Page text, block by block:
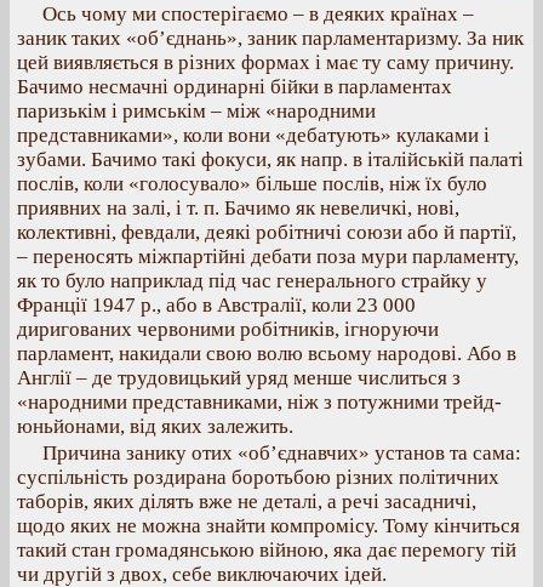
Ось чому ми спостерігаємо – в деяких країнах –
заник таких «об’єднань», заник парламентаризму. За ник
цей виявляється в різних формах і має ту саму причину.
Бачимо несмачні ординарні бійки в парламентах
паризькім і римськім – між «народними
представниками», коли вони «дебатують» кулаками і
зубами. Бачимо такі фокуси, як напр. в італійській палаті
послів, коли «голосувало» більше послів, ніж їх було
приявних на залі, і т. п. Бачимо як невеличкі, нові,
колективні, февдали, деякі робітничі союзи або й партії,
– переносять міжпартійні дебати поза мури парламенту,
як то було наприклад під час генерального страйку у
Франції 1947 p., або в Австралії, коли 23 000
диригованих червоними робітників, ігноруючи
парламент, накидали свою волю всьому народові. Або в
Англії – де трудовицький уряд менше числиться з
«народними представниками, ніж з потужними трейд-
юньйонами, від яких залежить.
Причина занику отих «об’єднавчих» установ та сама:
суспільність роздирана боротьбою різних політичних
таборів, яких ділять вже не деталі, а речі засадничі,
щодо яких не можна знайти компромісу. Тому кінчиться
такий стан громадянською війною, яка дає перемогу тій
чи другій з двох, себе виключаючих ідей.